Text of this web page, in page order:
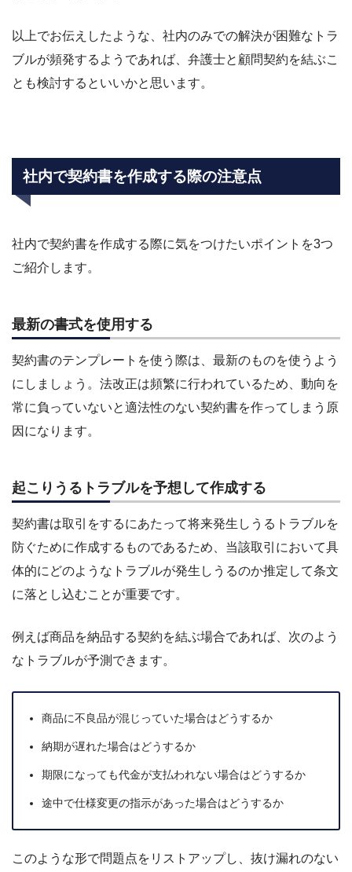
以上でお伝えしたような、社内のみでの解決が困難なトラ
ブルが頻発するようであれば、弁護士と顧問契約を結ぶこ
とも検討するといいかと思います。
社内で契約書を作成する際の注意点
社内で契約書を作成する際に気をつけたいポイントを3つ
ご紹介します。
最新の書式を使用する
契約書のテンプレートを使う際は、最新のものを使うよう
にしましょう。法改正は頻繁に行われているため、動向を
常に負っていないと適法性のない契約書を作ってしまう原
因になります。
起こりうるトラブルを予想して作成する
契約書は取引をするにあたって将来発生しうるトラブルを
防ぐために作成するものであるため、当該取引において具
体的にどのようなトラブルが発生しうるのか推定して条文
に落とし込むことが重要です。
例えば商品を納品する契約を結ぶ場合であれば、次のよう
なトラブルが予測できます。
商品に不良品が混じっていた場合はどうするか
納期が遅れた場合はどうするか
期限になっても代金が支払われない場合はどうするか
途中で仕様変更の指示があった場合はどうするか
このような形で問題点をリストアップし、抜け漏れのない